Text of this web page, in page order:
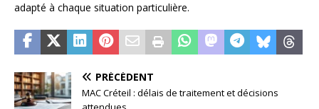
adapté à chaque situation particulière.
PRÉCÉDENT
MAC Créteil : délais de traitement et décisions